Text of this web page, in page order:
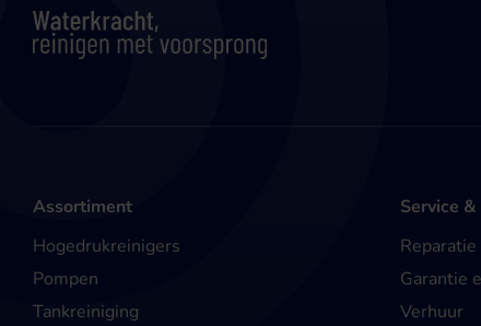
Assortiment
Hogedrukreinigers
Pompen
Tankreiniging
Service
Garantie
Verhuur